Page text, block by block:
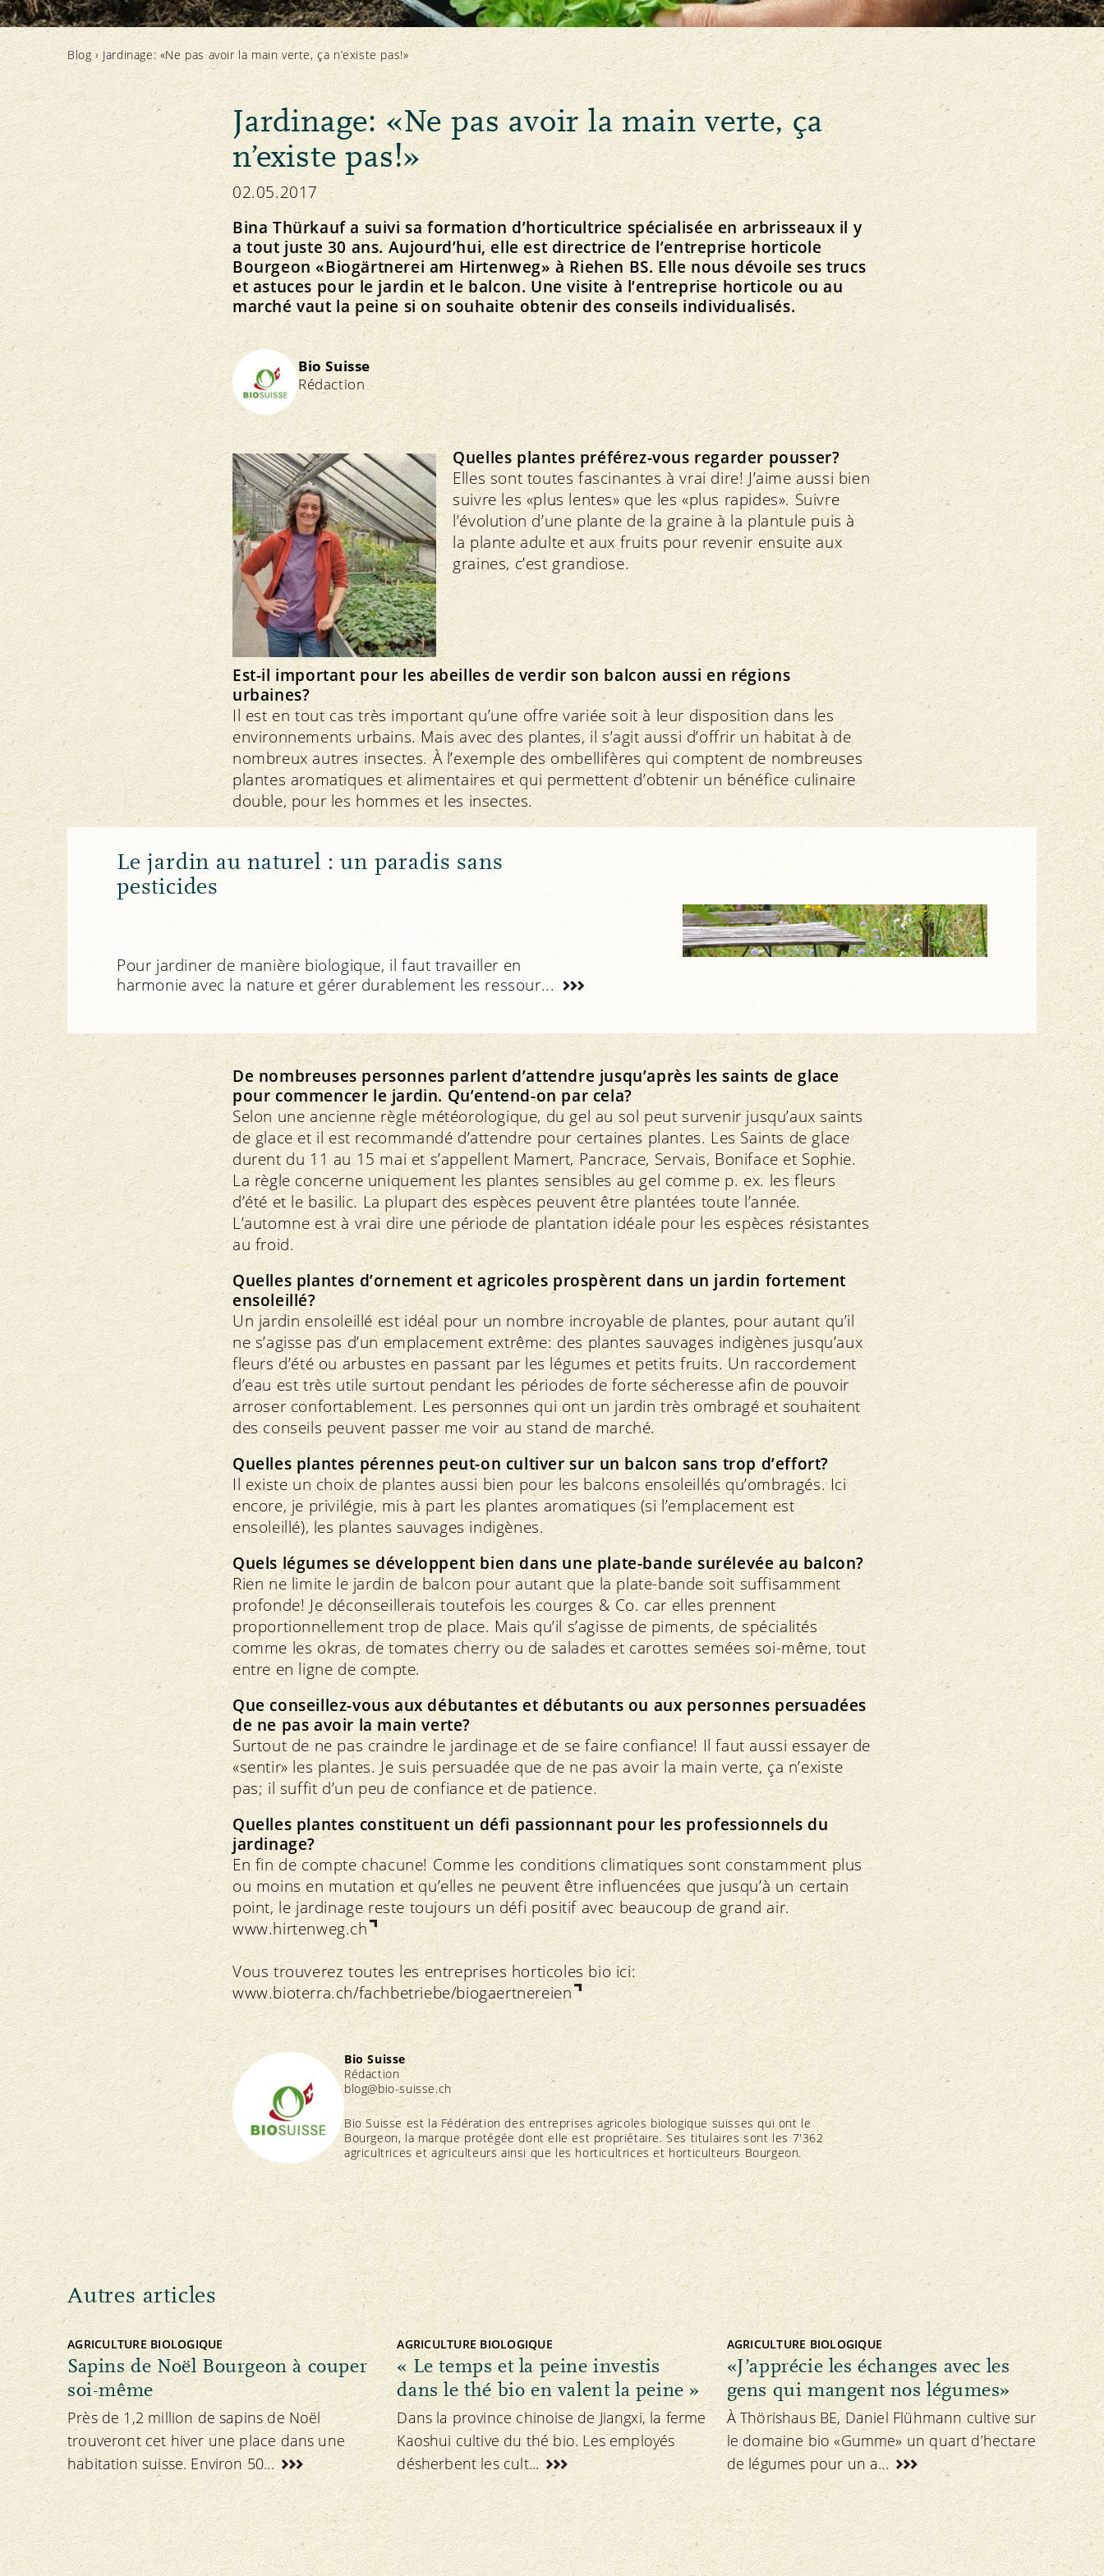
Principe Bourgeon
Notre marque
Santé animale
Protection des ressources
Plantes
Eau
Climat
Équité
Marché
Prix
Transparence
Directives
Contrôle
Importations
Assurance qualité
Élevage animal et affouragement
Importation
Politique
Concept directeur et vision
Strategie
Assemblée des délégués
Médias
Communiqués de presse
Téléchargement des photos
Téléchargement des logos
Service
Offres d’emploi
Organe de médiation
Fédération interne
Extranet
Cahier des charges
FNRB
Marchés régionaux
Bio-Symposium
Actualités Le plaisir bio près de chez vous
Bio Cuisine
Magasins spécialisés bio
Recettes Bourgeon
S’ABONNER À LA NEWSLETTER
Blog › Jardinage: «Ne pas avoir la main verte, ça n’existe pas!»
Jardinage: «Ne pas avoir la main verte, ça
n’existe pas!»
02.05.2017
Bina Thürkauf a suivi sa formation d’horticultrice spécialisée en arbrisseaux il y
a tout juste 30 ans. Aujourd’hui, elle est directrice de l’entreprise horticole
Bourgeon «Biogärtnerei am Hirtenweg» à Riehen BS. Elle nous dévoile ses trucs
et astuces pour le jardin et le balcon. Une visite à l’entreprise horticole ou au
marché vaut la peine si on souhaite obtenir des conseils individualisés.
Bio Suisse
Rédaction
Quelles plantes préférez-vous regarder pousser?
Elles sont toutes fascinantes à vrai dire! J’aime aussi bien
suivre les «plus lentes» que les «plus rapides». Suivre
l’évolution d’une plante de la graine à la plantule puis à
la plante adulte et aux fruits pour revenir ensuite aux
graines, c’est grandiose.
Est-il important pour les abeilles de verdir son balcon aussi en régions
urbaines?
Il est en tout cas très important qu’une offre variée soit à leur disposition dans les
environnements urbains. Mais avec des plantes, il s’agit aussi d’offrir un habitat à de
nombreux autres insectes. À l’exemple des ombellifères qui comptent de nombreuses
plantes aromatiques et alimentaires et qui permettent d’obtenir un bénéfice culinaire
double, pour les hommes et les insectes.
Le jardin au naturel : un paradis sans
pesticides
Pour jardiner de manière biologique, il faut travailler en
harmonie avec la nature et gérer durablement les ressour...
Lifestyle
De nombreuses personnes parlent d’attendre jusqu’après les saints de glace
pour commencer le jardin. Qu’entend-on par cela?
Selon une ancienne règle météorologique, du gel au sol peut survenir jusqu’aux saints
de glace et il est recommandé d’attendre pour certaines plantes. Les Saints de glace
durent du 11 au 15 mai et s’appellent Mamert, Pancrace, Servais, Boniface et Sophie.
La règle concerne uniquement les plantes sensibles au gel comme p. ex. les fleurs
d’été et le basilic. La plupart des espèces peuvent être plantées toute l’année.
L’automne est à vrai dire une période de plantation idéale pour les espèces résistantes
au froid.
Quelles plantes d’ornement et agricoles prospèrent dans un jardin fortement
ensoleillé?
Un jardin ensoleillé est idéal pour un nombre incroyable de plantes, pour autant qu’il
ne s’agisse pas d’un emplacement extrême: des plantes sauvages indigènes jusqu’aux
fleurs d’été ou arbustes en passant par les légumes et petits fruits. Un raccordement
d’eau est très utile surtout pendant les périodes de forte sécheresse afin de pouvoir
arroser confortablement. Les personnes qui ont un jardin très ombragé et souhaitent
des conseils peuvent passer me voir au stand de marché.
Quelles plantes pérennes peut-on cultiver sur un balcon sans trop d’effort?
Il existe un choix de plantes aussi bien pour les balcons ensoleillés qu’ombragés. Ici
encore, je privilégie, mis à part les plantes aromatiques (si l’emplacement est
ensoleillé), les plantes sauvages indigènes.
Quels légumes se développent bien dans une plate-bande surélevée au balcon?
Rien ne limite le jardin de balcon pour autant que la plate-bande soit suffisamment
profonde! Je déconseillerais toutefois les courges & Co. car elles prennent
proportionnellement trop de place. Mais qu’il s’agisse de piments, de spécialités
comme les okras, de tomates cherry ou de salades et carottes semées soi-même, tout
entre en ligne de compte.
Que conseillez-vous aux débutantes et débutants ou aux personnes persuadées
de ne pas avoir la main verte?
Surtout de ne pas craindre le jardinage et de se faire confiance! Il faut aussi essayer de
«sentir» les plantes. Je suis persuadée que de ne pas avoir la main verte, ça n’existe
pas; il suffit d’un peu de confiance et de patience.
Quelles plantes constituent un défi passionnant pour les professionnels du
jardinage?
En fin de compte chacune! Comme les conditions climatiques sont constamment plus
ou moins en mutation et qu’elles ne peuvent être influencées que jusqu’à un certain
point, le jardinage reste toujours un défi positif avec beaucoup de grand air.
www.hirtenweg.ch
Vous trouverez toutes les entreprises horticoles bio ici:
www.bioterra.ch/fachbetriebe/biogaertnereien
Bio Suisse
Rédaction
blog@bio-suisse.ch
Bio Suisse est la Fédération des entreprises agricoles biologique suisses qui ont le
Bourgeon, la marque protégée dont elle est propriétaire. Ses titulaires sont les 7'362
agricultrices et agriculteurs ainsi que les horticultrices et horticulteurs Bourgeon.
Autres articles
AGRICULTURE BIOLOGIQUE
Sapins de Noël Bourgeon à couper
soi-même
Près de 1,2 million de sapins de Noël
trouveront cet hiver une place dans une
habitation suisse. Environ 50...
AGRICULTURE BIOLOGIQUE
« Le temps et la peine investis
dans le thé bio en valent la peine »
Dans la province chinoise de Jiangxi, la ferme
Kaoshui cultive du thé bio. Les employés
désherbent les cult...
AGRICULTURE BIOLOGIQUE
«J’apprécie les échanges avec les
gens qui mangent nos légumes»
À Thörishaus BE, Daniel Flühmann cultive sur
le domaine bio «Gumme» un quart d’hectare
de légumes pour un a...